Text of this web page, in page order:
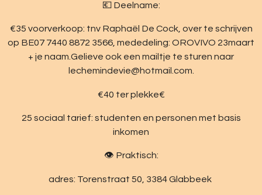
💶 Deelname:
€35 voorverkoop: tnv Raphaël De Cock, over te schrijven
op BE07 7440 8872 3566, mededeling: OROVIVO 23maart
+ je naam.Gelieve ook een mailtje te sturen naar
lechemindevie@hotmail.com.
€40 ter plekke€
25 sociaal tarief: studenten en personen met basis
inkomen
👁️ Praktisch:
adres: Torenstraat 50, 3384 Glabbeek